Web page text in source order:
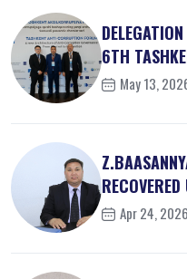
6TH
May 13,
Apr 24, 2026